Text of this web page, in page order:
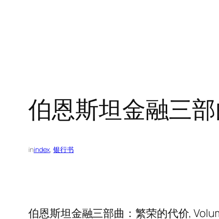
伯恩斯坦金融三
inindex, 银行书
伯恩斯坦金融三部曲：繁荣的代价,